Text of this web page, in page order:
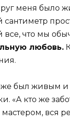
меня было
все, что мы
любовь.
был живым и
«А кто же
мастером, вся